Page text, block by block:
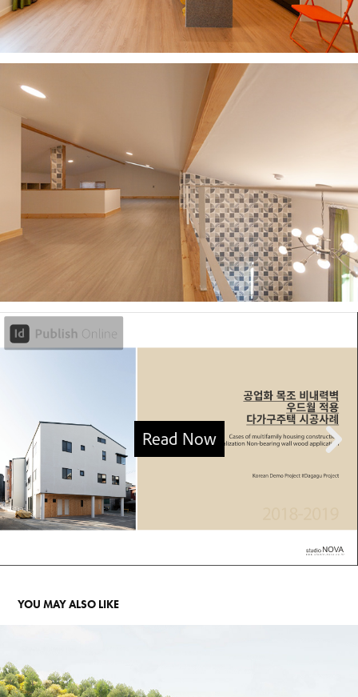
YOU MAY ALSO LIKE